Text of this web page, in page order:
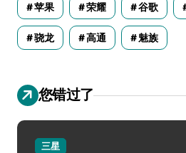
苹果 荣耀 谷歌
骁龙 高通 魅族
您错过了
三星